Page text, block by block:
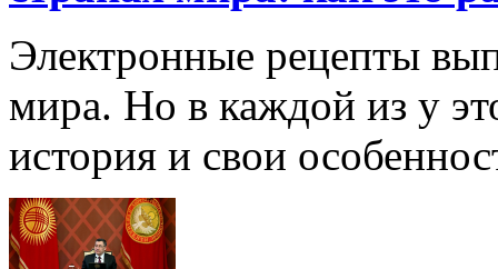
Электронные рецепты
мира. Но в каждой из у
история и свои